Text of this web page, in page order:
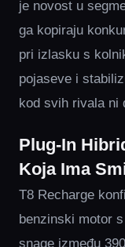
je novost u
ga kopiraju
pri izlasku s
pojaseve i
kod svih rivala ni
Plug-In
Koja Ima
T8 Recharge
benzinski motor
snage između